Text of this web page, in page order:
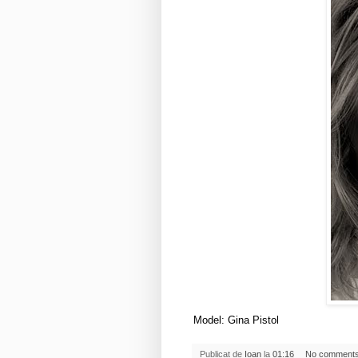
Model: Gina Pistol
Publicat de Ioan la 01:16 No